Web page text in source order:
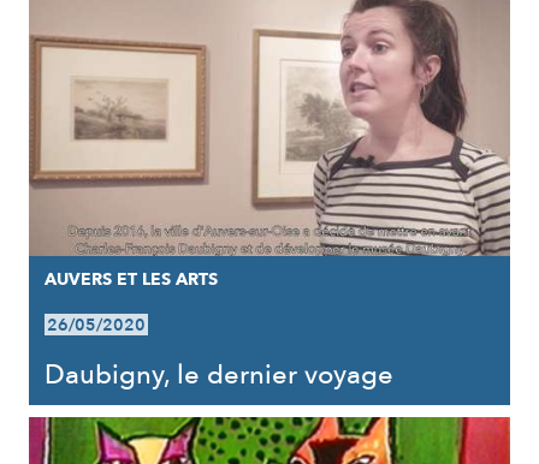
AUVERS ET LES ARTS
26/05/2020
Daubigny, le dernier voyage